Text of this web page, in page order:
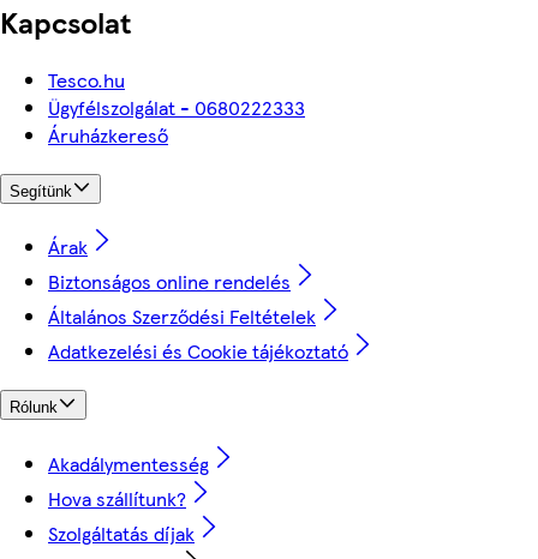
Kapcsolat
Tesco.hu
Ügyfélszolgálat - 0680222333
Áruházkereső
Segítünk
Árak
Biztonságos online rendelés
Általános Szerződési Feltételek
Adatkezelési és Cookie tájékoztató
Rólunk
Akadálymentesség
Hova szállítunk?
Szolgáltatás díjak